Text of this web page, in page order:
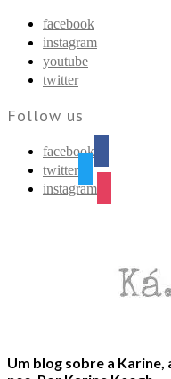
facebook
instagram
youtube
twitter
Follow us
facebook
twitter
instagram
Um blog sobre a Karine,